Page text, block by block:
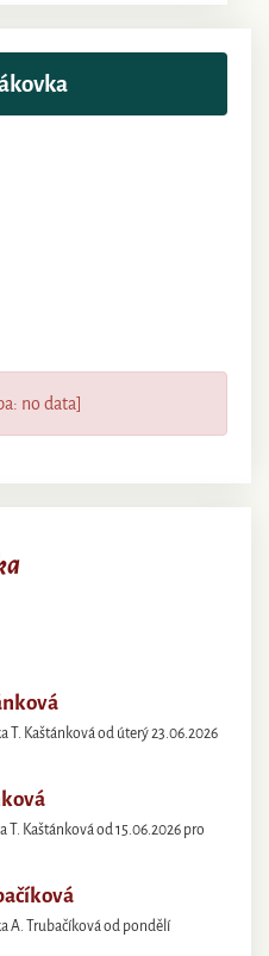
no data]
T. Kaštánková od úterý 23.06.2026
T. Kaštánková od 15.06.2026 pro
A. Trubačíková od pondělí